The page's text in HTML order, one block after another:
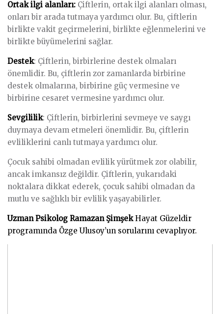
Ortak ilgi alanları: Çiftlerin, ortak ilgi alanları olması,
onları bir arada tutmaya yardımcı olur. Bu, çiftlerin
birlikte vakit geçirmelerini, birlikte eğlenmelerini ve
birlikte büyümelerini sağlar.
Destek: Çiftlerin, birbirlerine destek olmaları
önemlidir. Bu, çiftlerin zor zamanlarda birbirine
destek olmalarına, birbirine güç vermesine ve
birbirine cesaret vermesine yardımcı olur.
Sevgililik: Çiftlerin, birbirlerini sevmeye ve saygı
duymaya devam etmeleri önemlidir. Bu, çiftlerin
evliliklerini canlı tutmaya yardımcı olur.
Çocuk sahibi olmadan evlilik yürütmek zor olabilir,
ancak imkansız değildir. Çiftlerin, yukarıdaki
noktalara dikkat ederek, çocuk sahibi olmadan da
mutlu ve sağlıklı bir evlilik yaşayabilirler.
Uzman Psikolog Ramazan ŞimşekHayat Güzeldir
programında Özge Ulusoy’un sorularını cevaplıyor.